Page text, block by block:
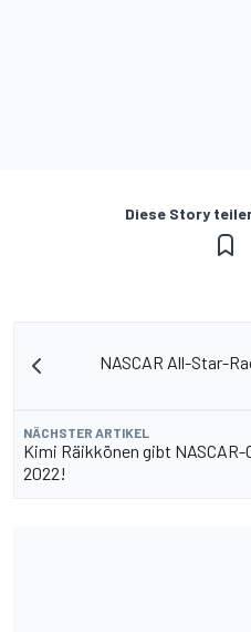
Diese Story
NASCAR All-Star-
NÄCHSTER ARTIKEL
Kimi Räikkönen gibt
2022!